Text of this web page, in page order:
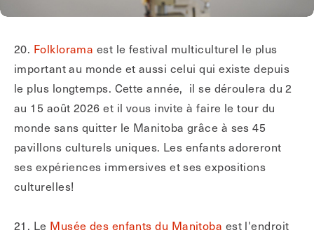
20. Folklorama est le festival multiculturel le plus
important au monde et aussi celui qui existe depuis
le plus longtemps. Cette année, il se déroulera du 2
au 15 août 2026 et il vous invite à faire le tour du
monde sans quitter le Manitoba grâce à ses 45
pavillons culturels uniques. Les enfants adoreront
ses expériences immersives et ses expositions
culturelles!
21. Le Musée des enfants du Manitoba est l'endroit